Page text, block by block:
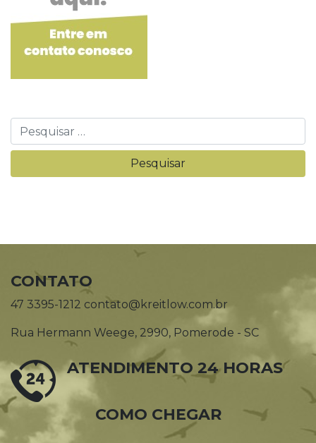
CONTATO
47 3395-1212 contato@kreitlow.com.br
Rua Hermann Weege, 2990, Pomerode - SC
ATENDIMENTO 24 HORAS
COMO CHEGAR